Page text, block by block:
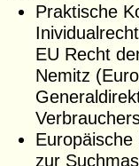
Praktische
EU Recht
Nemitz
zur